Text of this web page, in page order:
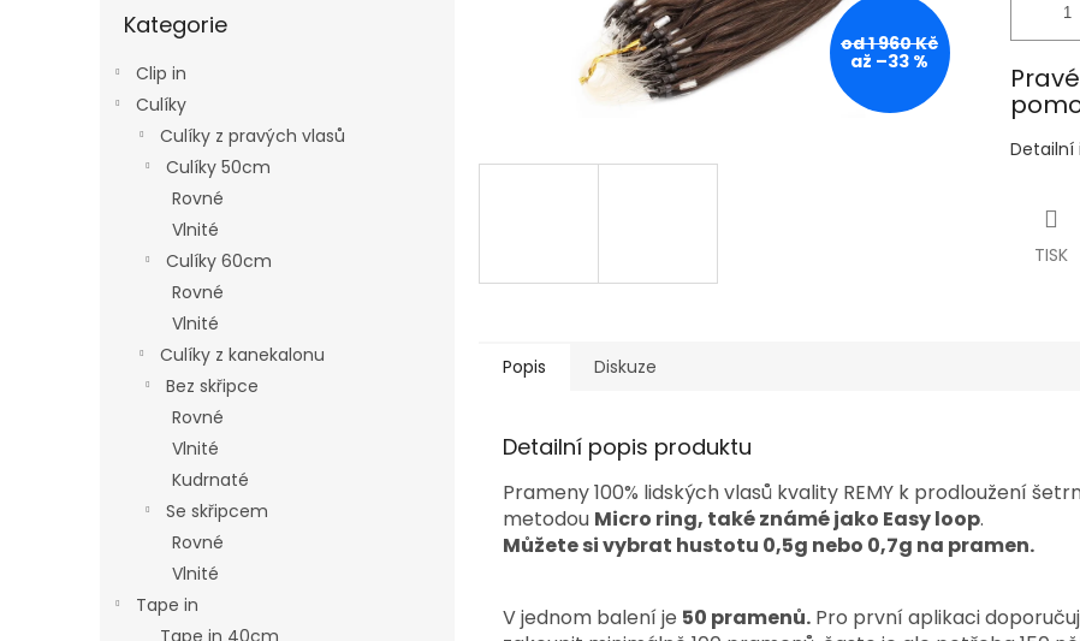
kategorie
Kategorie
Clip in
Culíky
Culíky z pravých vlasů
Culíky 50cm
Rovné
Vlnité
Culíky 60cm
Rovné
Vlnité
Culíky z kanekalonu
Bez skřipce
Rovné
Vlnité
Kudrnaté
Se skřipcem
Rovné
Vlnité
Tape in
Tape in 40cm
od 1 960 Kč
až –33 %
TISK
Popis Diskuze
Detailní popis produktu
Prameny 100% lidských vlasů kvality REMY k prodloužení
metodou Micro ring, také známé jako Easy loop.
Můžete si vybrat hustotu 0,5g nebo 0,7g na pramen.
V jednom balení je 50 pramenů. Pro první aplikaci